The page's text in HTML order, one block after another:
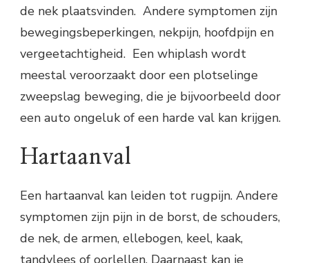
de nek plaatsvinden. Andere symptomen zijn
bewegingsbeperkingen, nekpijn, hoofdpijn en
vergeetachtigheid. Een whiplash wordt
meestal veroorzaakt door een plotselinge
zweepslag beweging, die je bijvoorbeeld door
een auto ongeluk of een harde val kan krijgen.
Hartaanval
Een hartaanval kan leiden tot rugpijn. Andere
symptomen zijn pijn in de borst, de schouders,
de nek, de armen, ellebogen, keel, kaak,
tandvlees of oorlellen. Daarnaast kan je